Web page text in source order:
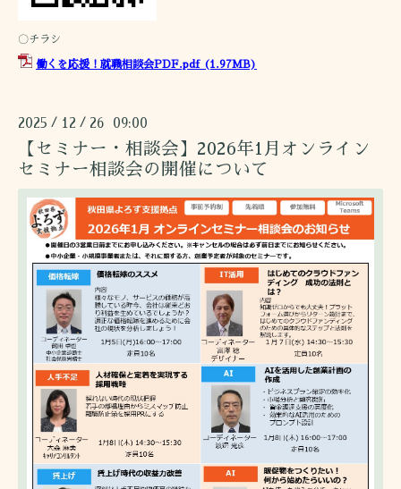
〇チラシ
働くを応援！就職相談会PDF.pdf(1.97MB)
2025 / 12 / 26 09:00
【セミナー・相談会】2026年1月オンライン
セミナー相談会の開催について